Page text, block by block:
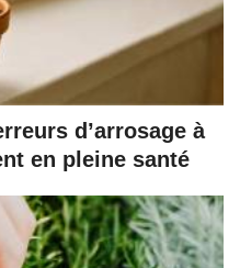
d’arrosage à
en pleine santé